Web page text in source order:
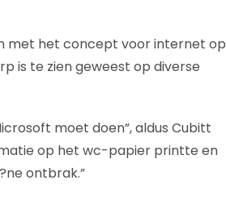
met het concept voor internet op
is te zien geweest op diverse
moet doen”, aldus Cubitt
op het wc-papier printte en
ontbrak.”